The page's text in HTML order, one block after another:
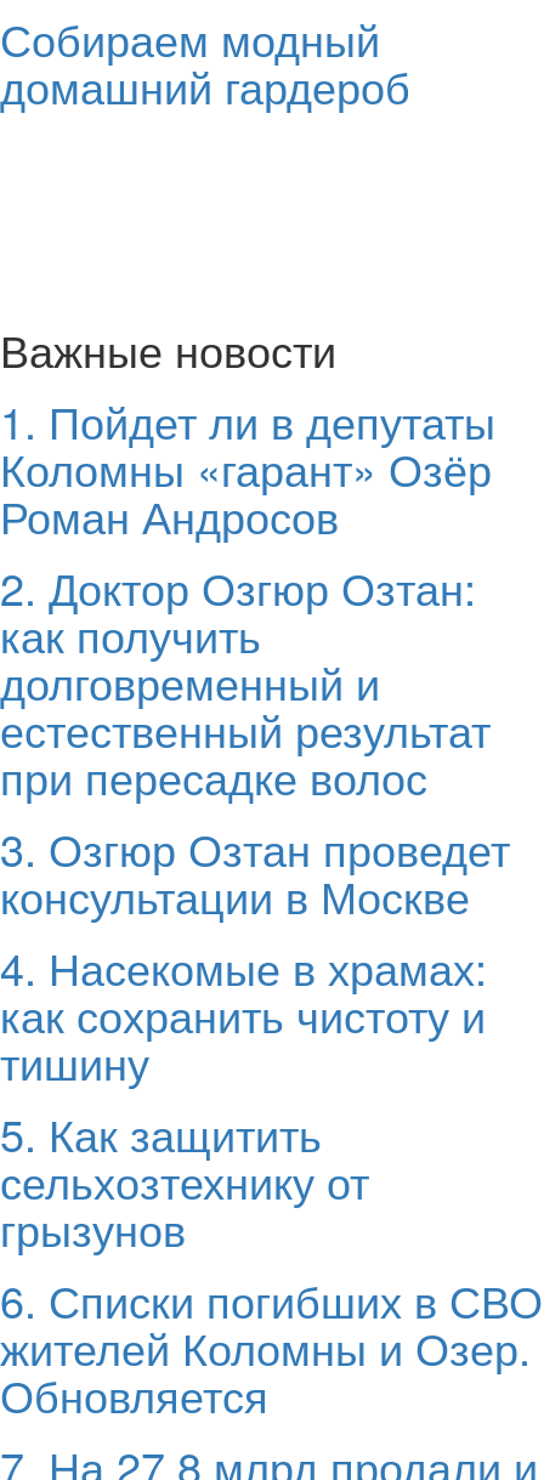
Собираем модный
домашний гардероб
Важные новости
1. Пойдет ли в депутаты
Коломны «гарант» Озёр
Роман Андросов
2. Доктор Озгюр Озтан:
как получить
долговременный и
естественный результат
при пересадке волос
3. Озгюр Озтан проведет
консультации в Москве
4. Насекомые в храмах:
как сохранить чистоту и
тишину
5. Как защитить
сельхозтехнику от
грызунов
6. Списки погибших в СВО
жителей Коломны и Озер.
Обновляется
7. На 27,8 млрд продали и